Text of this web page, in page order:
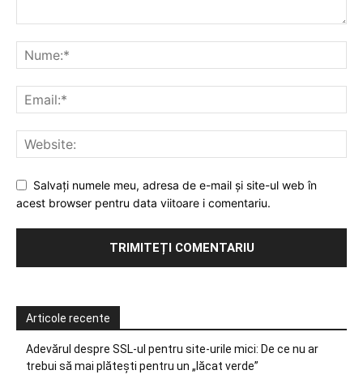
Salvați numele meu, adresa de e-mail și site-ul web în
acest browser pentru data viitoare i comentariu.
Articole recente
Adevărul despre SSL-ul pentru site-urile mici: De ce nu ar
trebui să mai plătești pentru un „lăcat verde”